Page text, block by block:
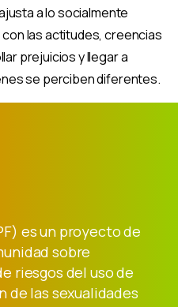
a lo socialmente
las actitudes, creencias
prejuicios y llegar a
se perciben diferentes.
es un proyecto de
sobre
riesgos del uso de
de las sexualidades